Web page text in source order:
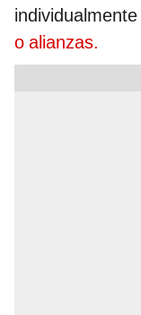
individualmente
o alianzas.